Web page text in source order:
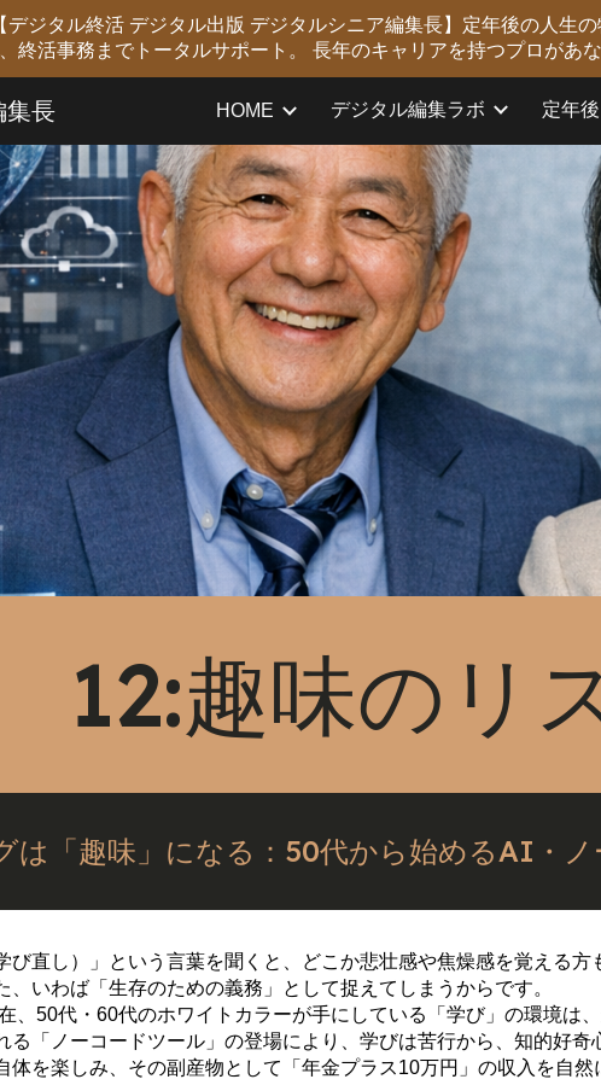
Skip to main content
デジタル終活 デジタル出版 デジタルシニア編集長】定年後の人
終活事務までトータルサポート。 長年のキャリアを持つプロがあ
集長 HOME デジタル編集ラボ 定年
12:趣味のリ
は「趣味」になる：50代から始めるAI・
び直し）」という言葉を聞くと、どこか悲壮感や焦燥感を覚える
、いわば「生存のための義務」として捉えてしまうからです。
、50代・60代のホワイトカラーが手にしている「学び」の環境は
る「ノーコードツール」の登場により、学びは苦行から、知的好
体を楽しみ、その副産物として「年金プラス10万円」の収入を自